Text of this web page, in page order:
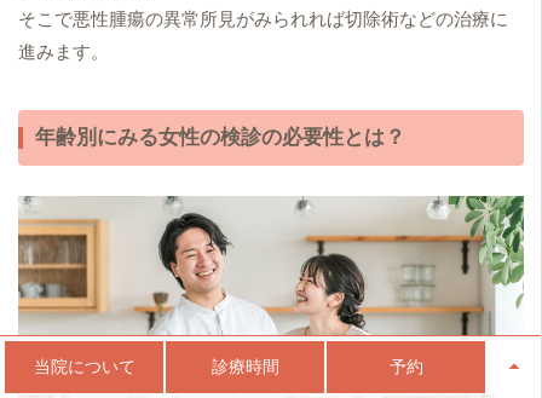
そこで悪性腫瘍の異常所見がみられれば切除術などの治療に
進みます。
年齢別にみる女性の検診の必要性とは？
当院について 診療時間 予約